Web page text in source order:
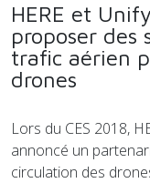
HERE et
proposer des
trafic aérien
drones
Lors du CES 2018,
annoncé un
circulation des